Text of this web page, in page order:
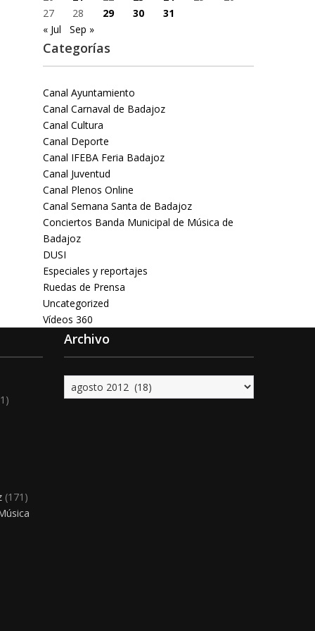
27
28 29 30
31
« Jul
Sep »
Categorías
Canal Ayuntamiento
Canal Carnaval de Badajoz
Canal Cultura
Canal Deporte
Canal IFEBA Feria Badajoz
Canal Juventud
Canal Plenos Online
Canal Semana Santa de Badajoz
Conciertos Banda Municipal de Música de
Badajoz
DUSI
Especiales y reportajes
Ruedas de Prensa
Uncategorized
Vídeos 360
(171)
Archivo
Archivo